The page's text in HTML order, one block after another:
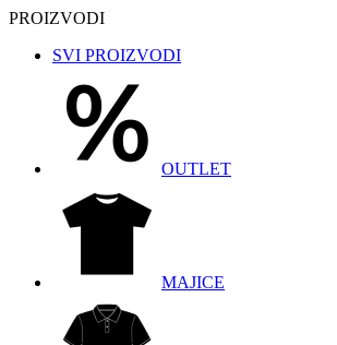
PROIZVODI
SVI PROIZVODI
OUTLET
MAJICE